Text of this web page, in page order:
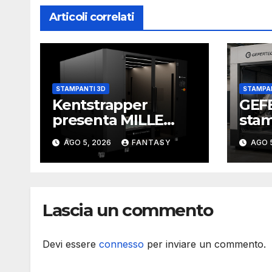
Articoli correlati
STAMPANTI 3D
Kentstrapper
presenta MILLE
stampante FDM
con volume di
stampa da un
AGO 5, 2026 FANTASY
del
AGO
Lascia un commento
Devi essere connesso per inviare un commento.